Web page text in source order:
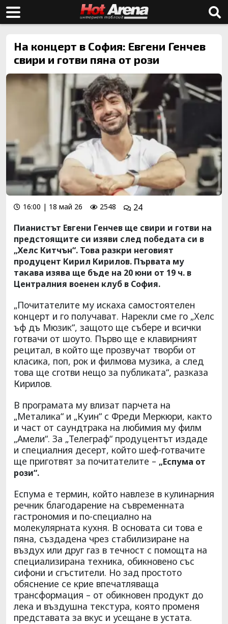
На концерт в София: Евгени Генчев
свири и готви пяна от рози
16:00 | 18 май 26 2548
24
Пианистът Евгени Генчев ще свири и готви на
предстоящите си изяви след победата си в
„Хелс Китчън“. Това разкри неговият
продуцент Кирил Кирилов. Първата му
такава изява ще бъде на 20 юни от 19 ч. в
Централния военен клуб в София.
„Почитателите му искаха самостоятелен
концерт и го получават. Нарекли сме го „Хелс
ъф дъ Мюзик“, защото ще събере и всички
готвачи от шоуто. Първо ще е клавирният
рецитал, в който ще прозвучат творби от
класика, поп, рок и филмова музика, а след
това ще сготви нещо за публиката“, разказа
Кирилов.
В програмата му влизат парчета на
„Металика“ и „Куин“ с Фреди Меркюри, както
и част от саундтрака на любимия му филм
„Амели“. За „Телеграф“ продуцентът издаде
и специалния десерт, който шеф-готвачите
ще приготвят за почитателите – „Еспума от
рози“.
Еспума е термин, който навлезе в кулинарния
речник благодарение на съвременната
гастрономия и по-специално на
молекулярната кухня. В основата си това е
пяна, създадена чрез стабилизиране на
въздух или друг газ в течност с помощта на
специализирана техника, обикновено със
сифони и сгъстители. Но зад простото
обяснение се крие впечатляваща
трансформация – от обикновен продукт до
лека и въздушна текстура, която променя
представата за вкус и усещане в устата.